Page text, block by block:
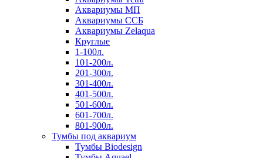
Аквариумы МП
Аквариумы ССБ
Аквариумы Zelaqua
Круглые
1-100л.
101-200л.
201-300л.
301-400л.
401-500л.
501-600л.
601-700л.
801-900л.
Тумбы под аквариум
Тумбы Biodesign